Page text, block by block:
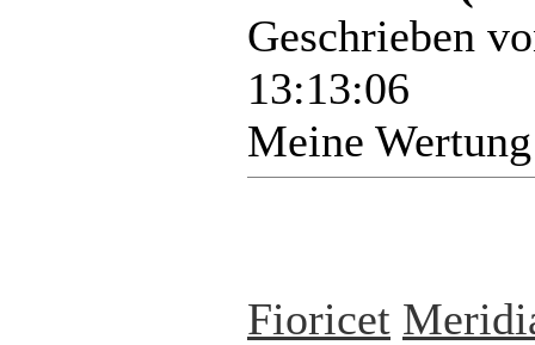
Geschrieben
13:13:06
Meine
Fioricet